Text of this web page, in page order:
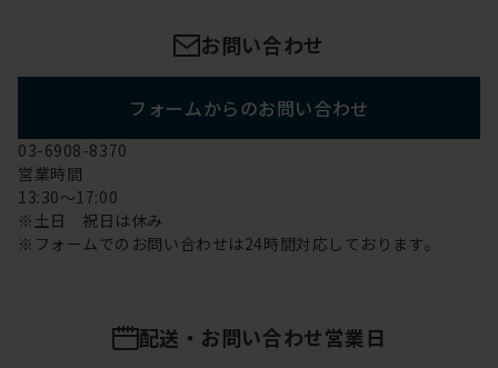
お問い合わせ
フォームからのお問い合わせ
03-6908-8370
営業時間
13:30～17:00
※土日 祝日は休み
※フォームでのお問い合わせは24時間対応しております。
配送・お問い合わせ営業日